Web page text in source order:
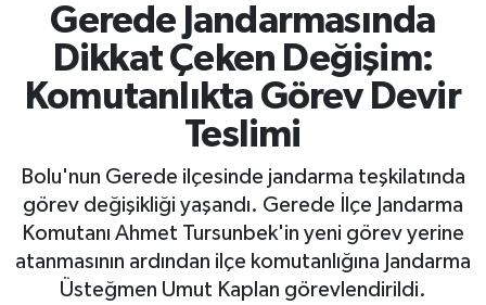
Gerede Jandarmasında
Dikkat Çeken Değişim:
Komutanlıkta Görev Devir
Teslimi
Bolu'nun Gerede ilçesinde jandarma teşkilatında
görev değişikliği yaşandı. Gerede İlçe Jandarma
Komutanı Ahmet Tursunbek'in yeni görev yerine
atanmasının ardından ilçe komutanlığına Jandarma
Üsteğmen Umut Kaplan görevlendirildi.